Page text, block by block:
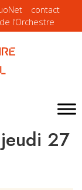
contact
l’Orchestre
27